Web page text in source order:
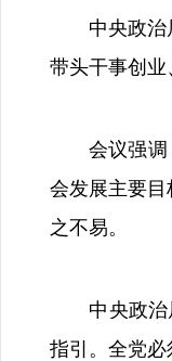
中央政治局
带头干事创业
会议强调，
会发展主要
之不易。
中央政治局
指引。全党必